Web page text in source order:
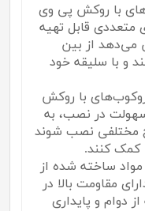
با روکش پی وی
متعددی قابل تهیه
می‌دهد از بین
و با سلیقه خود
با روکش
در نصب، به
مختلفی نصب شوند
کمک کنند.
مواد ساخته شده از
مقاومت بالا در
دوام و پایداری